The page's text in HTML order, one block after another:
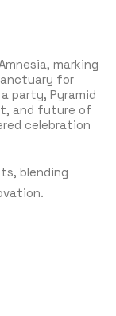
marking
for
party, Pyramid
and future of
celebration
blending